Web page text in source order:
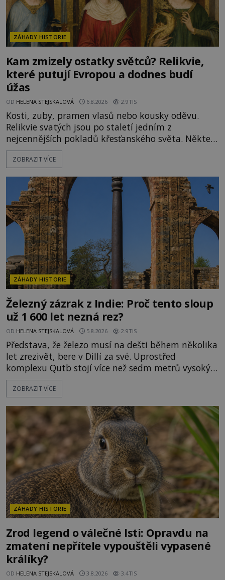
ZÁHADY HISTORIE
Kam zmizely ostatky světců? Relikvie,
které putují Evropou a dodnes budí
úžas
OD HELENA STEJSKALOVÁ 6.8.2026 2.9TIS
Kosti, zuby, pramen vlasů nebo kousky oděvu.
Relikvie svatých jsou po staletí jedním z
nejcennějších pokladů křesťanského světa. Některé
mají pečlivě doloženou historii, jiné provází
záhady, krádeže i nečekané objevy. Jejich osudy
o skutečné historické události. Ve středověké
Evropě mají relikvie mimořádnou hodnotu. Nejsou
jen předmětem úcty
ZOBRAZIT VÍCE
ZÁHADY HISTORIE
Železný zázrak z Indie: Proč tento sloup
už 1 600 let nezná rez?
OD HELENA STEJSKALOVÁ 5.8.2026 2.9TIS
Představa, že železo musí na dešti během několika
let zrezivět, bere v Dillí za své. Uprostřed
komplexu Qutb stojí více než sedm metrů vysoký
železný sloup, který už přibližně 1 600 let odolává
počasí s jen nepatrnými stopami koroze. Jeho
ztracených technologiích či tajemných
materiálech. Moderní metalurgie však ukazuje, že
skutečné vysvětlení je ješt
ZOBRAZIT VÍCE
ZÁHADY HISTORIE
Zrod legend o válečné lsti: Opravdu na
zmatení nepřítele vypouštěli vypasené
králíky?
OD HELENA STEJSKALOVÁ 3.8.2026 3.4TIS